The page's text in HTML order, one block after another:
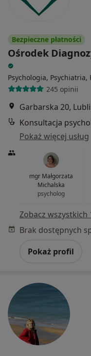
Bezpieczne płatności
Ośrodek
Psychologia, Psychiatria,
245 opinii
Garbarska 20,
Konsultacja
Pokaż więcej usług
mgr Małgorzata
Michalska
psycholog
Zobacz wszystkich
Pokaż profil